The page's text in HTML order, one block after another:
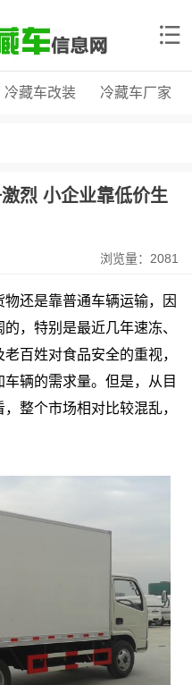
冷藏车改装 冷藏车厂家
烈 小企业靠低价生
浏览量：2081
还是靠普通车辆运输，因
，特别是最近几年速冻、
百姓对食品安全的重视，
辆的需求量。但是，从目
整个市场相对比较混乱，